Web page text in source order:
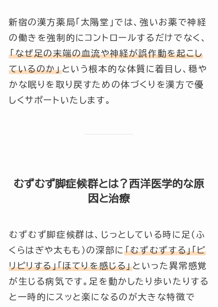
新宿の漢方薬局「太陽堂」では、強いお薬で神経
の働きを強制的にコントロールするだけでなく、
「なぜ足の末端の血流や神経が誤作動を起こし
ているのか」という根本的な体質に着目し、穏や
かな眠りを取り戻すための体づくりを漢方で優
しくサポートいたします。
むずむず脚症候群とは？西洋医学的な原
因と治療
むずむず脚症候群は、じっとしている時に足（ふ
くらはぎや太もも）の深部に 「むずむずする」「ピ
リピリする」「ほてりを感じる」 といった異常感覚
が生じる病気です。足を動かしたり歩いたりする
と一時的にスッと楽になるのが大きな特徴で